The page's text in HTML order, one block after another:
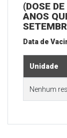
(DOSE
ANOS
Data de
Unidade
Nenhum